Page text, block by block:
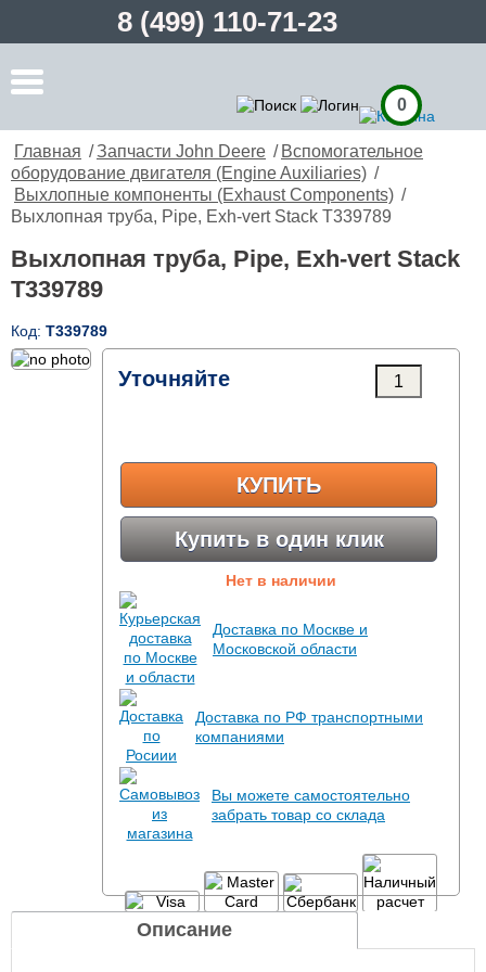
8 (499) 110-71-23
0
Главная /Запчасти John Deere / Вспомогательное
оборудование двигателя (Engine Auxiliaries) /
Выхлопные компоненты (Exhaust Components) /
Выхлопная труба, Pipe, Exh-vert Stack T339789
Выхлопная труба, Pipe, Exh-vert Stack
T339789
Код: T339789
Уточняйте
КУПИТЬ
Купить в один клик
Нет в наличии
Доставка по Москве и
Московской области
Доставка по РФ транспортными
компаниями
Вы можете самостоятельно
забрать товар со склада
Описание